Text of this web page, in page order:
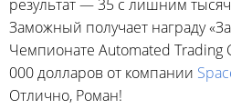
результат — 35 с лишним
Заможный получает награду
Чемпионате Automated Trading
000 долларов от компании
Отлично, Роман!